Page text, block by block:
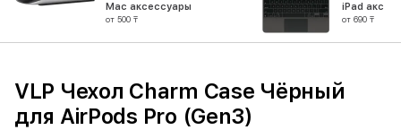
Mac аксессуары
от 500 ₸
iPad
от 690 ₸
VLP Чехол Charm Case Чёрный
для AirPods Pro (Gen3)